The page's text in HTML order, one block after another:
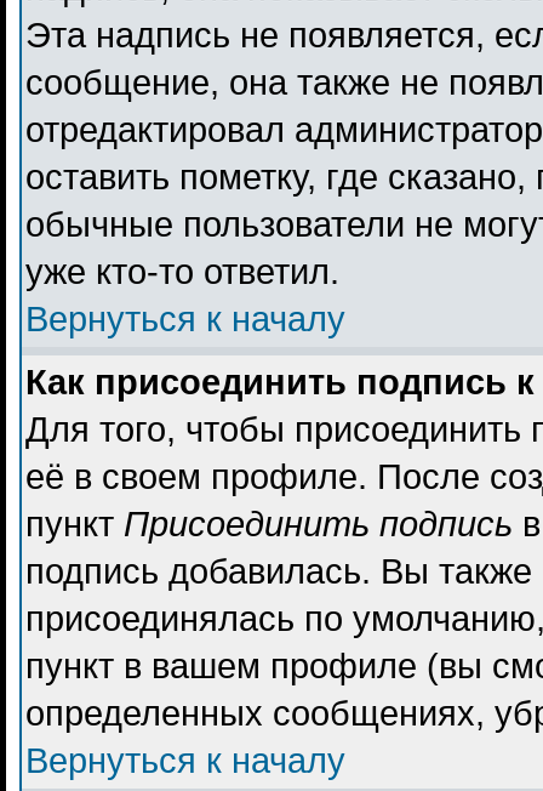
Эта надпись не появляется,
сообщение, она также не
отредактировал
оставить пометку, где
обычные пользователи не
уже кто-то ответил.
Вернуться к началу
Как присоединить подпись
Для того, чтобы
её в своем профиле. После
пункт Присоединить подпись
подпись добавилась. Вы
присоединялась по
пункт в вашем профиле (вы
определенных сообщениях,
Вернуться к началу